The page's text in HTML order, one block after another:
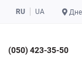
RU UA
(050) 423-35-50